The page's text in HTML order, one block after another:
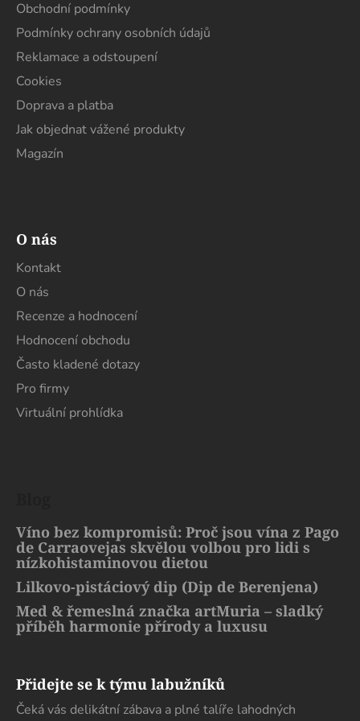
k
i
s
Obchodní podmínky
Podmínky ochrany osobních údajů
Reklamace a odstoupení
Cookies
Doprava a platba
Jak objednat vážené produkty
Magazín
O nás
Kontakt
O nás
Recenze a hodnocení
Hodnocení obchodu
Často kladené dotazy
Pro firmy
Virtuální prohlídka
Víno bez kompromisů: Proč jsou vína z Pago
de Carraovejas skvělou volbou pro lidi s
nízkohistaminovou dietou
Lilkovo-pistáciový dip (Dip de Berenjena)
Med & řemeslná značka artMuria – sladký
příběh harmonie přírody a luxusu
Přidejte se k týmu labužníků
Čeká vás delikátní zábava a plné talíře lahodných